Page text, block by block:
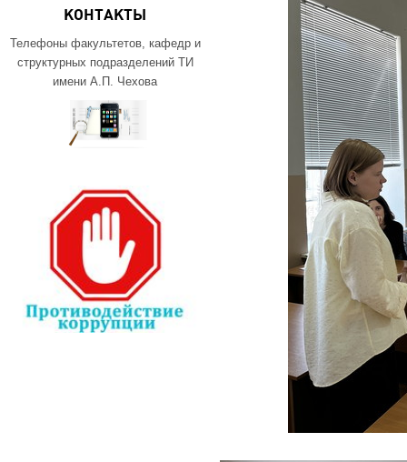
КОНТАКТЫ
Телефоны факультетов, кафедр и
структурных подразделений ТИ
имени А.П. Чехова